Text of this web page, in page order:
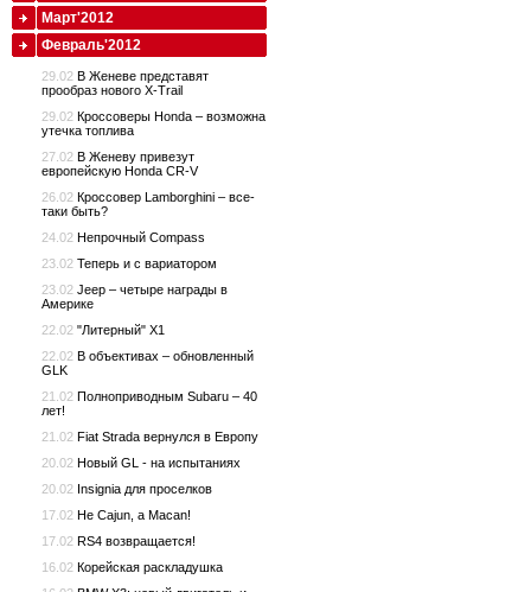
Март'2012
Февраль'2012
29.02 В Женеве представят
прообраз нового X-Trail
29.02 Кроссоверы Honda – возможна
утечка топлива
27.02 В Женеву привезут
европейскую Honda CR-V
26.02 Кроссовер Lamborghini – все-
таки быть?
24.02 Непрочный Compass
23.02 Теперь и с вариатором
23.02 Jeep – четыре награды в
Америке
22.02 "Литерный" X1
22.02 В объективах – обновленный
GLK
21.02 Полноприводным Subaru – 40
лет!
21.02 Fiat Strada вернулся в Европу
20.02 Новый GL - на испытаниях
20.02 Insignia для проселков
17.02 Не Cajun, а Macan!
17.02 RS4 возвращается!
16.02 Корейская раскладушка